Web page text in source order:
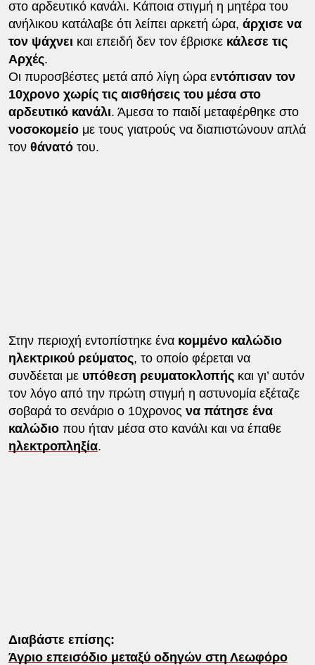
στο αρδευτικό κανάλι. Κάποια στιγμή η μητέρα του
ανήλικου κατάλαβε ότι λείπει αρκετή ώρα, άρχισε να
τον ψάχνει και επειδή δεν τον έβρισκε κάλεσε τις
Αρχές.
Οι πυροσβέστες μετά από λίγη ώρα εντόπισαν τον
10χρονο χωρίς τις αισθήσεις του μέσα στο
αρδευτικό κανάλι. Άμεσα το παιδί μεταφέρθηκε στο
νοσοκομείο με τους γιατρούς να διαπιστώνουν απλά
τον θάνατότου.
Στην περιοχή εντοπίστηκε ένα κομμένο καλώδιο
ηλεκτρικού ρεύματος, το οποίο φέρεται να
συνδέεται με υπόθεση ρευματοκλοπήςκαι γι’ αυτόν
τον λόγο από την πρώτη στιγμή η αστυνομία εξέταζε
σοβαρά το σενάριο ο 10χρονος να πάτησε ένα
καλώδιοπου ήταν μέσα στο κανάλι και να έπαθε
ηλεκτροπληξία.
Διαβάστε επίσης:
Άγριο επεισόδιο μεταξύ οδηγών στη Λεωφόρο